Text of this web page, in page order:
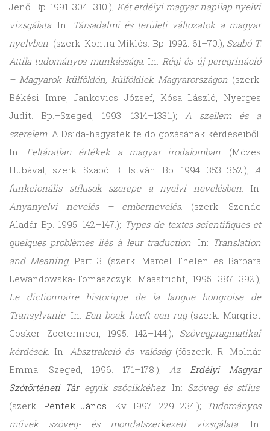
Jenő. Bp. 1991. 304–310.); Két erdélyi magyar napilap nyelvi
vizsgálata. In: Társadalmi és területi változatok a magyar
nyelvben. (szerk. Kontra Miklós. Bp. 1992. 61–70.); Szabó T.
Attila tudományos munkássága. In: Régi és új peregrináció
– Magyarok külföldön, külföldiek Magyarországon (szerk.
Békési Imre, Jankovics József, Kósa László, Nyerges
Judit. Bp.–Szeged, 1993. 1314–1331.); A szellem és a
szerelem. A Dsida-hagyaték feldolgozásának kérdéseiből.
In:Feltáratlan értékek a magyar irodalomban. (Mózes
Hubával; szerk. Szabó B. István. Bp. 1994. 353–362.); A
funkcionális stílusok szerepe a nyelvi nevelésben. In:
Anyanyelvi nevelés – embernevelés. (szerk. Szende
Aladár Bp. 1995. 142–147.); Types de textes scientifiques et
quelques problèmes liés à leur traduction. In: Translation
and Meaning, Part 3. (szerk. Marcel Thelen és Barbara
Lewandowska-Tomaszczyk. Maastricht, 1995. 387–392.);
Le dictionnaire historique de la langue hongroise de
Transylvanie. In:Een boek heeft een rug(szerk. Margriet
Gosker. Zoetermeer, 1995. 142–144.); Szövegpragmatikai
kérdések. In:Absztrakció és valóság(főszerk. R. Molnár
Emma. Szeged, 1996. 171–178.);AzErdélyi Magyar
Szótörténeti Táregyik szócikkéhez. In: Szöveg és stílus.
(szerk. Péntek János. Kv. l997. 229–234.);
Tudományos
művek szöveg- és mondatszerkezeti vizsgálata. In: